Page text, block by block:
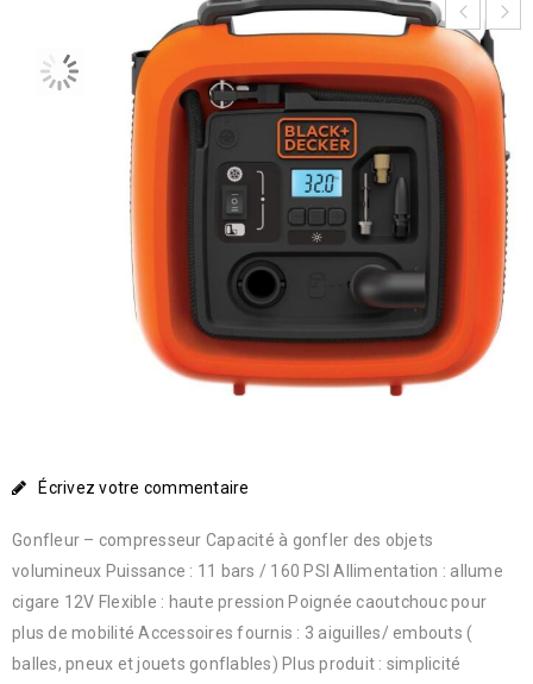
Écrivez votre commentaire
Gonfleur – compresseur Capacité à gonfler des objets
volumineux Puissance : 11 bars / 160 PSI Allimentation : allume
cigare 12V Flexible : haute pression Poignée caoutchouc pour
plus de mobilité Accessoires fournis : 3 aiguilles/ embouts (
balles, pneux et jouets gonflables) Plus produit : simplicité